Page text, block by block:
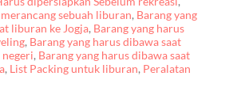
sebuah liburan, Barang yang
liburan ke Jogja, Barang yang harus
, Barang yang harus dibawa saat
, Barang yang harus dibawa saat
, List Packing untuk liburan, Peralatan